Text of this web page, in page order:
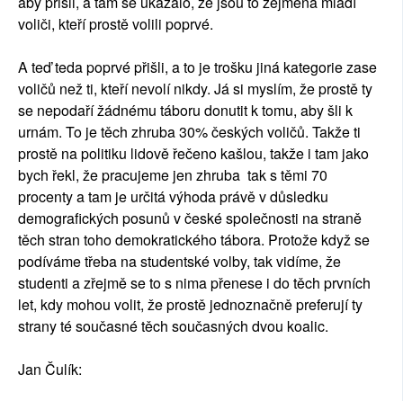
voliči, kteří prostě volili poprvé.
A teď teda poprvé přišli, a to je trošku jiná kategorie zase
voličů než ti, kteří nevolí nikdy. Já si myslím, že prostě ty
se nepodaří žádnému táboru donutit k tomu, aby šli k
urnám. To je těch zhruba 30% českých voličů. Takže ti
prostě na politiku lidově řečeno kašlou, takže i tam jako
bych řekl, že pracujeme jen zhruba tak s těmi 70
procenty a tam je určitá výhoda právě v důsledku
demografických posunů v české společnosti na straně
těch stran toho demokratického tábora. Protože když se
podíváme třeba na studentské volby, tak vidíme, že
studenti a zřejmě se to s nima přenese i do těch prvních
let, kdy mohou volit, že prostě jednoznačně preferují ty
strany té současné těch současných dvou koalic.
Jan Čulík: